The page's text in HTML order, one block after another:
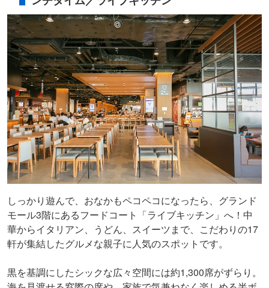
しっかり遊んで、おなかもペコペコになったら、グランド
モール3階にあるフードコート「ライブキッチン」へ！中
華からイタリアン、うどん、スイーツまで、こだわりの17
軒が集結したグルメな親子に人気のスポットです。
黒を基調にしたシックな広々空間には約1,300席がずらり。